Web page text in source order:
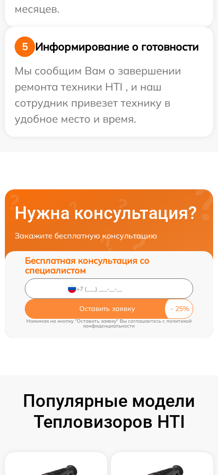
месяцев.
5
Информирование о готовности
Мы сообщим Вам о завершении
ремонта техники HTI , и наш
сотрудник привезет технику в
удобное место и время.
Нужна консультация?
Закажите бесплатную консультацию
Бесплатная консультация со
специалистом
Оставить заявку
Нажимая на кнопку "Оставить заявку" Вы соглашаетесь cполитикой
конфиденциальности
Популярные модели
Тепловизоров HTI